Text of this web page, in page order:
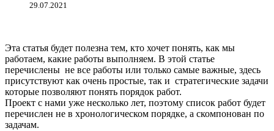
29.07.2021
Эта статья будет полезна тем, кто хочет понять, как мы
работаем, какие работы выполняем. В этой статье
перечислены не все работы или только самые важные, здесь
присутствуют как очень простые, так и стратегические задачи
которые позволяют понять порядок работ.
Проект с нами уже несколько лет, поэтому список работ будет
перечислен не в хронологическом порядке, а скомпонован по
задачам.